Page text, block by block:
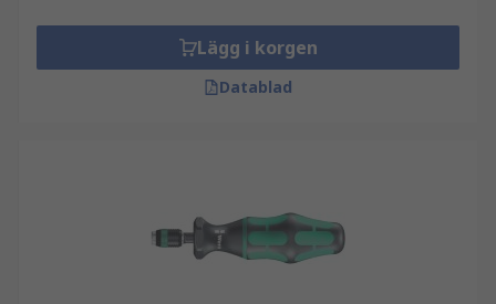
Lägg i korgen
Datablad